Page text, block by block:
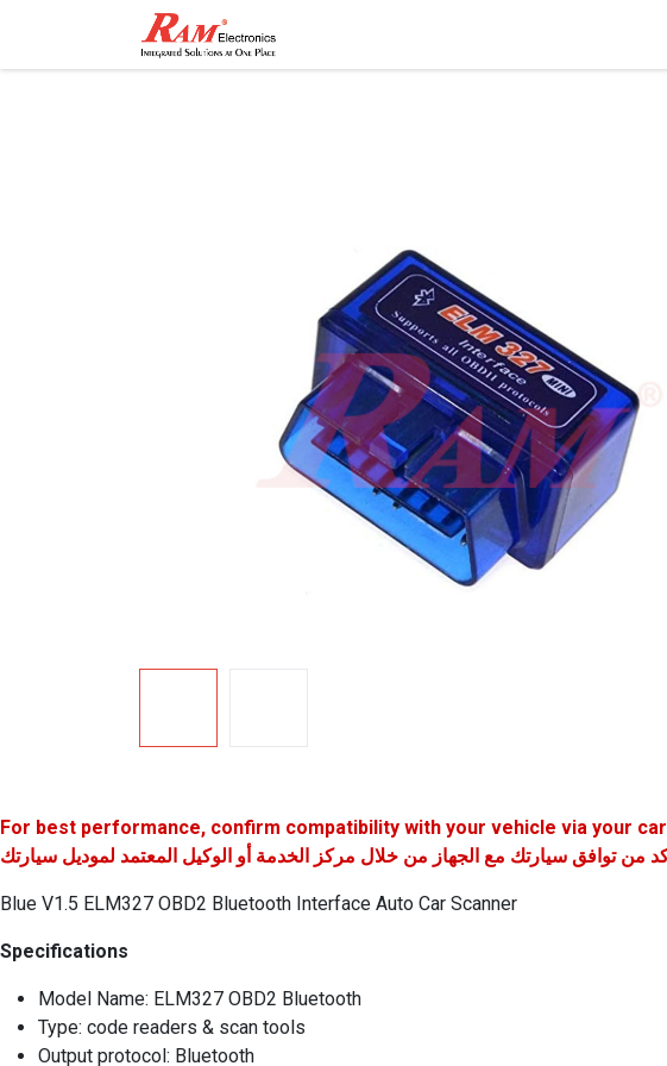
For best performance, confirm compatibility with your vehicle via your
Blue V1.5 ELM327 OBD2 Bluetooth Interface Auto Car Scanner
Specifications
Model Name: ELM327 OBD2 Bluetooth
Type: code readers & scan tools
Output protocol: Bluetooth